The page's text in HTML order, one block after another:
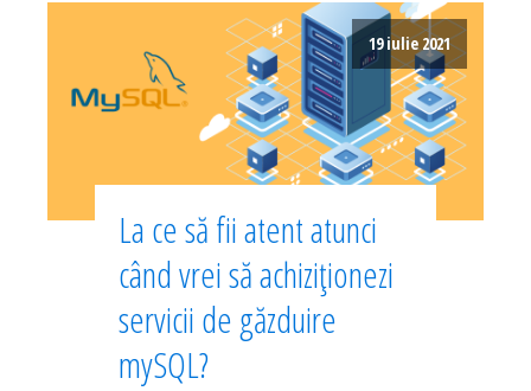
19 iulie 2021
La ce să fii atent atunci
când vrei să achiziționezi
servicii de găzduire
mySQL?